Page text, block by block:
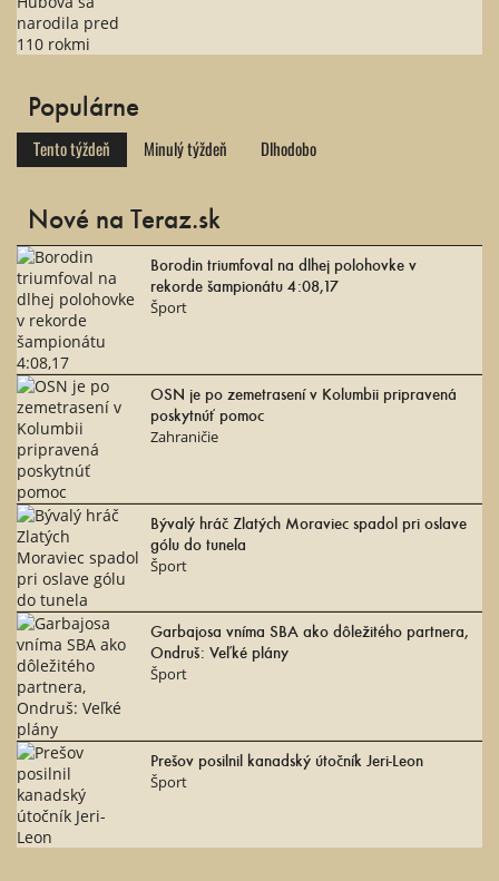
Populárne
Tento týždeň Minulý týždeň Dlhodobo
Nové na Teraz.sk
Borodin triumfoval na dlhej polohovke v
rekorde šampionátu 4:08,17
Šport
OSN je po zemetrasení v Kolumbii pripravená
poskytnúť pomoc
Zahraničie
Bývalý hráč Zlatých Moraviec spadol pri oslave
gólu do tunela
Šport
Garbajosa vníma SBA ako dôležitého partnera,
Ondruš: Veľké plány
Šport
Prešov posilnil kanadský útočník Jeri-Leon
Šport